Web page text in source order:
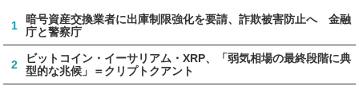
1
暗号資産交換業者に出庫制限強化を要請、詐欺被害防止へ 金融
庁と警察庁
2
ビットコイン・イーサリアム・XRP、「弱気相場の最終段階に典
型的な兆候」＝クリプトクアント